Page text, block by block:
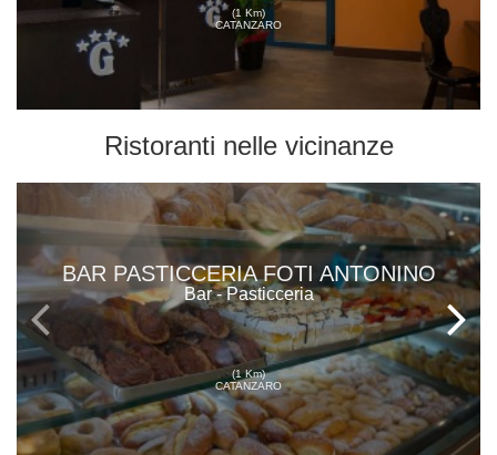
(1 Km)
CATANZARO
Ristoranti nelle vicinanze
BAR PASTICCERIA FOTI ANTONINO
Bar - Pasticceria
(1 Km)
CATANZARO